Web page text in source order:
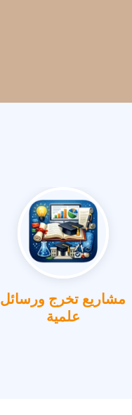
مشاريع تخرج ورسائل
علمية